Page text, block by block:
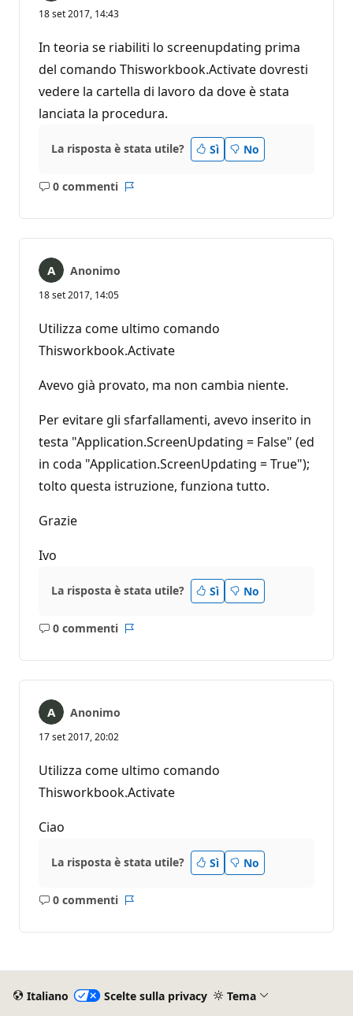
18 set 2017, 14:43
In teoria se riabiliti lo screenupdating prima
del comando Thisworkbook.Activate dovresti
vedere la cartella di lavoro da dove è stata
lanciata la procedura.
La risposta è stata utile? Sì No
0 commenti
Nessun
Anonimo
18 set 2017, 14:05
Utilizza come ultimo comando
Thisworkbook.Activate
Avevo già provato, ma non cambia niente.
Per evitare gli sfarfallamenti, avevo inserito in
testa "Application.ScreenUpdating = False" (ed
in coda "Application.ScreenUpdating = True");
tolto questa istruzione, funziona tutto.
Grazie
Ivo
La risposta è stata utile? Sì No
0 commenti
Nessun
Anonimo
17 set 2017, 20:02
Utilizza come ultimo comando
Thisworkbook.Activate
Ciao
La risposta è stata utile? Sì No
0 commenti
Nessun
Italiano Scelte sulla privacy Tema